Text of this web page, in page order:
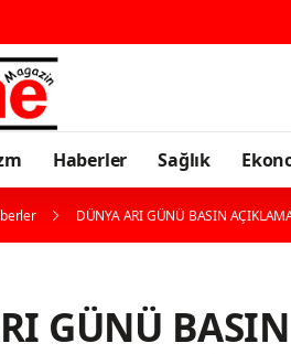
Haberler Sağlık
DÜNYA ARI GÜNÜ BASIN
GÜNÜ